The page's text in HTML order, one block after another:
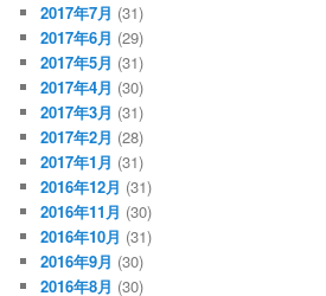
2017年7月 (31)
2017年6月 (29)
2017年5月 (31)
2017年4月 (30)
2017年3月 (31)
2017年2月 (28)
2017年1月 (31)
2016年12月 (31)
2016年11月 (30)
2016年10月 (31)
2016年9月 (30)
2016年8月 (30)